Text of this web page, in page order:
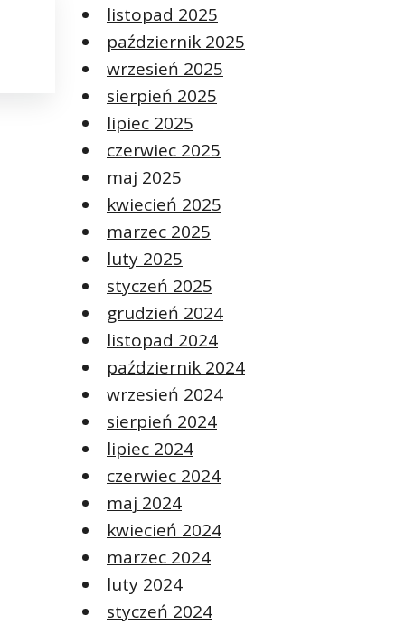
listopad 2025
październik 2025
wrzesień 2025
sierpień 2025
lipiec 2025
czerwiec 2025
maj 2025
kwiecień 2025
marzec 2025
luty 2025
styczeń 2025
grudzień 2024
listopad 2024
październik 2024
wrzesień 2024
sierpień 2024
lipiec 2024
czerwiec 2024
maj 2024
kwiecień 2024
marzec 2024
luty 2024
styczeń 2024